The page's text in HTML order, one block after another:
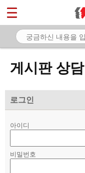
게시판 상담
로그인
아이디
비밀번호
마이페이지
소개
노동상담
- 게시판 상담
- 바로보기
- 찾아보기